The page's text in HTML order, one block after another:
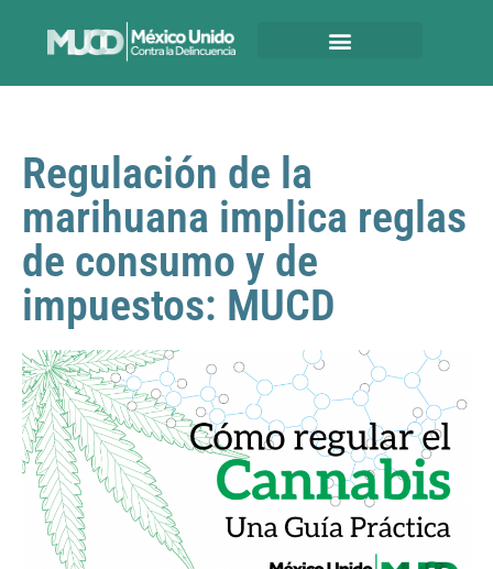
Regulación de la
marihuana implica reglas
de consumo y de
impuestos: MUCD